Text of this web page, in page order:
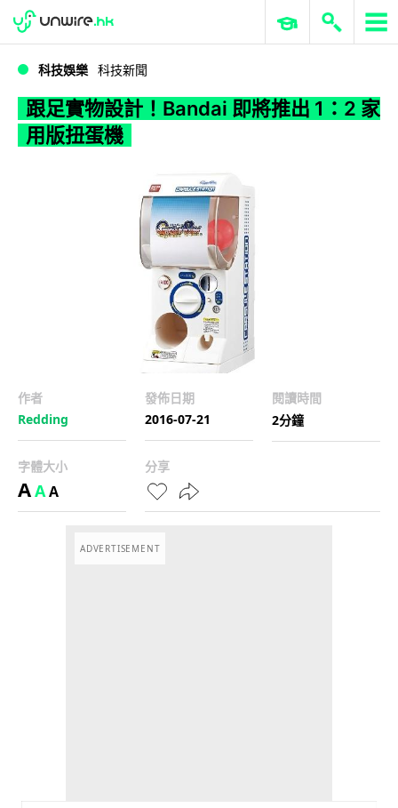
WWDC 2026 ERP 與商業 AI
科技娛樂 科技新聞
跟足實物設計！Bandai 即將推出 1：2 家
用版扭蛋機
作者
Redding
發佈日期
2016-07-21
閱讀時間
2分鐘
字體大小
AAA
分享
ADVERTISEMENT